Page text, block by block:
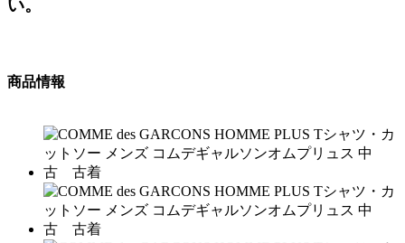
い。
商品情報